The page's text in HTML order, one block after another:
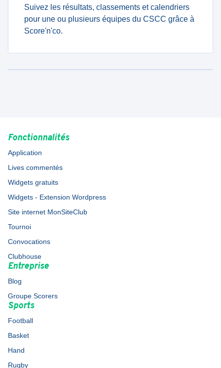
Suivez les résultats, classements et calendriers
pour une ou plusieurs équipes du CSCC grâce à
Score'n'co.
Fonctionnalités
Application
Lives commentés
Widgets gratuits
Widgets - Extension Wordpress
Site internet MonSiteClub
Tournoi
Convocations
Clubhouse
Entreprise
Blog
Groupe Scorers
Sports
Football
Basket
Hand
Rugby